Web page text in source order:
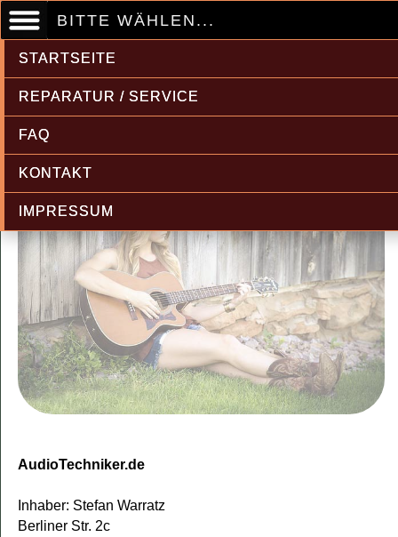
BITTE WÄHLEN...
STARTSEITE
REPARATUR / SERVICE
FAQ
KONTAKT
IMPRESSUM
AudioTechniker.de
Inhaber: Stefan Warratz
Berliner Str. 2c